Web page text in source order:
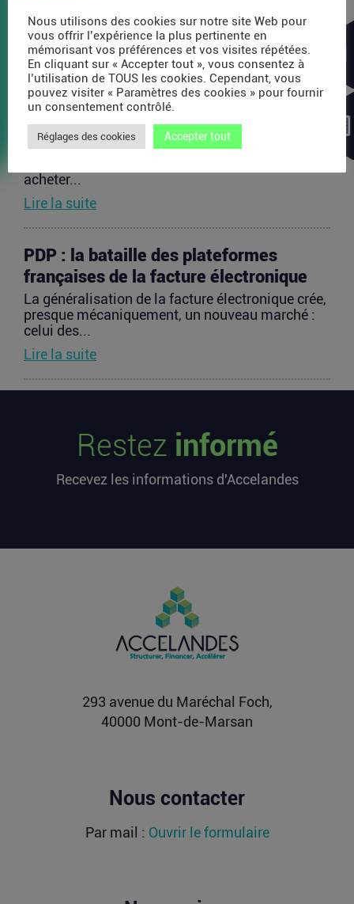
Lire la suite
Avec 35 millions de dollars, SAPIOM
veut devenir le contrôleur de gestion
des agents IA
Les agents IA peuvent enchaîner des dizaines
acheter...
Lire la suite
PDP : la bataille des plateformes
françaises de la facture électronique
La généralisation de la facture électronique crée,
presque mécaniquement, un nouveau marché :
celui des...
Lire la suite
digitalise l’accompagnement des
voyageurs
Les formalités de voyage demeurent l’une des
zones les moins fluides de l’expérience
de l’argent dans une sortie à 2,25
milliards de dollars ?
Après avoir levé près de 1,4 milliard de dollars et
atteint une valorisation de 11,7 milliards fin
Lire la suite
Restez informé
Recevez les informations d'Accelandes
293 avenue du Maréchal Foch,
40000 Mont-de-Marsan
Nous contacter
Par mail : Ouvrir le formulaire
Nous utilisons des cookies sur notre site Web pour
vous offrir l’expérience la plus pertinente en
mémorisant vos préférences et vos visites répétées.
En cliquant sur « Accepter tout », vous consentez à
l’utilisation de TOUS les cookies. Cependant, vous
pouvez visiter « Paramètres des cookies » pour fournir
un consentement contrôlé.
Réglages des cookies Accepter tout